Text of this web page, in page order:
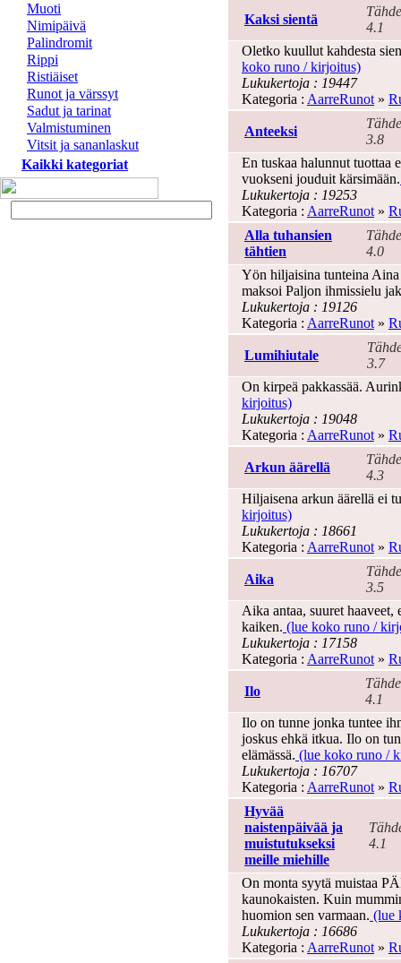
Muoti
Nimipäivä
Palindromit
Rippi
Ristiäiset
Runot ja värssyt
Sadut ja tarinat
Valmistuminen
Vitsit ja sananlaskut
Kaikki kategoriat
Kaksi sientä
4.1
Oletko kuullut kahdesta
koko runo / kirjoitus)
Lukukertoja : 19447
Kategoria : AarreRunot »
Anteeksi
3.8
En tuskaa halunnut tuottaa
vuokseni jouduit kärsimään.
Lukukertoja : 19253
Kategoria : AarreRunot »
Alla tuhansien
tähtien
4.0
Yön hiljaisina tunteina
maksoi Paljon ihmissielu
Lukukertoja : 19126
Kategoria : AarreRunot »
Lumihiutale
3.7
On kirpeä pakkassää.
kirjoitus)
Lukukertoja : 19048
Kategoria : AarreRunot »
Arkun äärellä
4.3
Hiljaisena arkun äärellä ei
kirjoitus)
Lukukertoja : 18661
Kategoria : AarreRunot »
Aika
3.5
Aika antaa, suuret
kaiken. (lue koko runo /
Lukukertoja : 17158
Kategoria : AarreRunot »
Ilo
4.1
Ilo on tunne jonka tuntee
joskus ehkä itkua. Ilo on
elämässä. (lue koko runo /
Lukukertoja : 16707
Kategoria : AarreRunot »
Hyvää
naistenpäivää ja
muistutukseksi
meille miehille
4.1
On monta syytä muistaa
kaunokaisten. Kuin
huomion sen varmaan. (lue
Lukukertoja : 16686
Kategoria : AarreRunot »